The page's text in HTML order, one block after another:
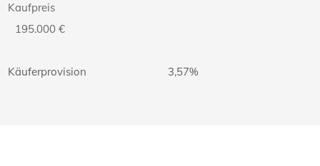
Kaufpreis
195.000 €
Käuferprovision 3,57%